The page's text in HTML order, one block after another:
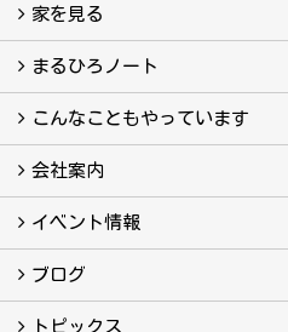
家を見る
フォトギャラリー
現場レポート
完工事例
お客様の声
まるひろノート
真っ直ぐの家づくり
自慢の大工たち
こだわりの自然素材
快適な家のエッセンス
注文住宅ができるまで
こんなこともやっています
こんなこともやっています
会社案内
会社案内
まるひろの人
スタッフ紹介
プライバシーポリシー
イベント情報
イベント予告
イベント報告
ブログ
ブログ
トピックス